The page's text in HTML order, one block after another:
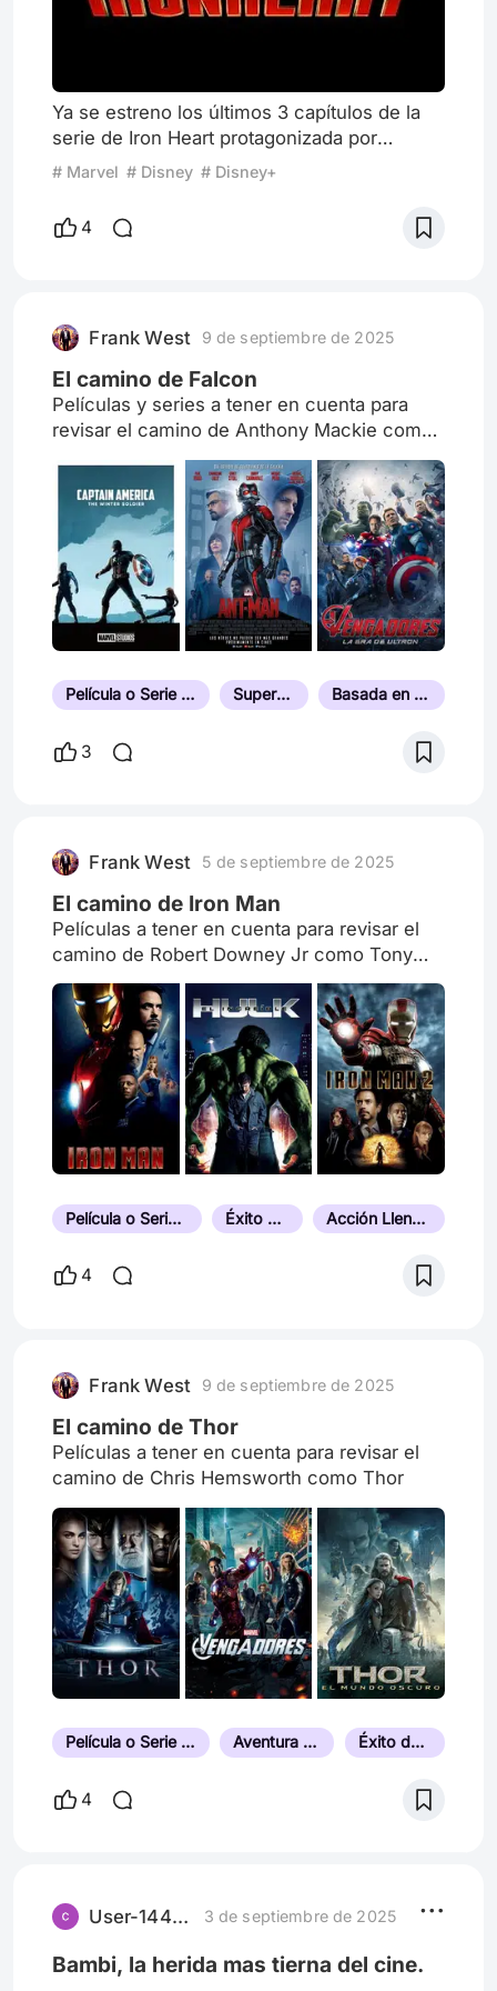
Ya se estreno los últimos 3 capítulos de la
serie de Iron Heart protagonizada por
Dominique Thorne termino su primera
temporada y dejando donde lo quedaba Riri
había dejado al personaje de John
interpretado por Manny Montana primo de
fallecimiento de John y deciden separarse
por ahor
# Marvel # Disney # Disney+
4
Frank West 9 de septiembre de 2025
El camino de Falcon
Películas y series a tener en cuenta para
revisar el camino de Anthony Mackie como
Falcon y ahora recientemente el nuevo
Capitán América
Película o Serie de Superhéroes Superhéroes Basada en un Cómic
3
Frank West 5 de septiembre de 2025
El camino de Iron Man
Películas a tener en cuenta para revisar el
camino de Robert Downey Jr como Tony
Stark
Película o Serie de Superhéroes Éxito de Taquilla Acción Llena de Adrenalina
4
Frank West 9 de septiembre de 2025
El camino de Thor
Películas a tener en cuenta para revisar el
camino de Chris Hemsworth como Thor
Película o Serie de Superhéroes Aventura de Acción Éxito de Taquilla
4
User-1440867852 3 de septiembre de 2025
Bambi, la herida mas tierna del cine.